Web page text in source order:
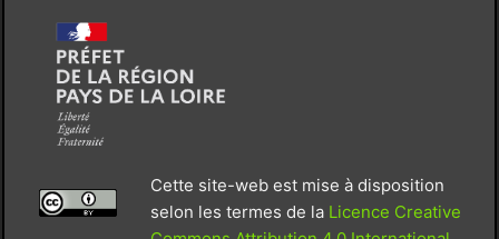
Cette site-web est mise à disposition
selon les termes de la Licence Creative